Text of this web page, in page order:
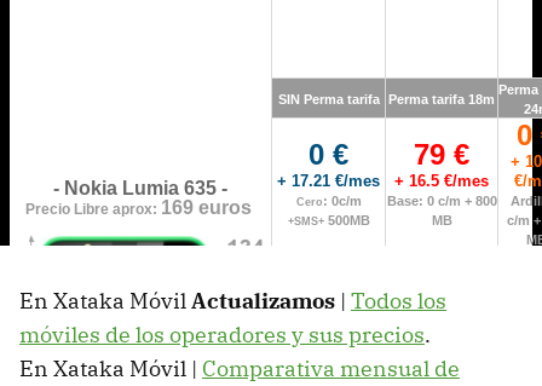
En Xataka Móvil Actualizamos | Todos los
móviles de los operadores y sus precios.
En Xataka Móvil | Comparativa mensual de